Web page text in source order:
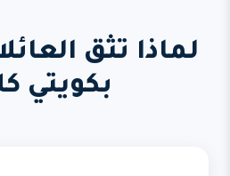
لماذا تثق
بكويتي